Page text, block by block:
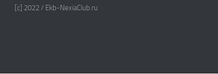
[c] 2022 / Ekb-NexiaClub.ru